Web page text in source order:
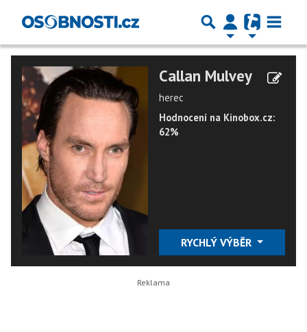
Callan Mulvey
herec
Hodnocení na Kinobox.cz:
62%
RYCHLÝ VÝBĚR